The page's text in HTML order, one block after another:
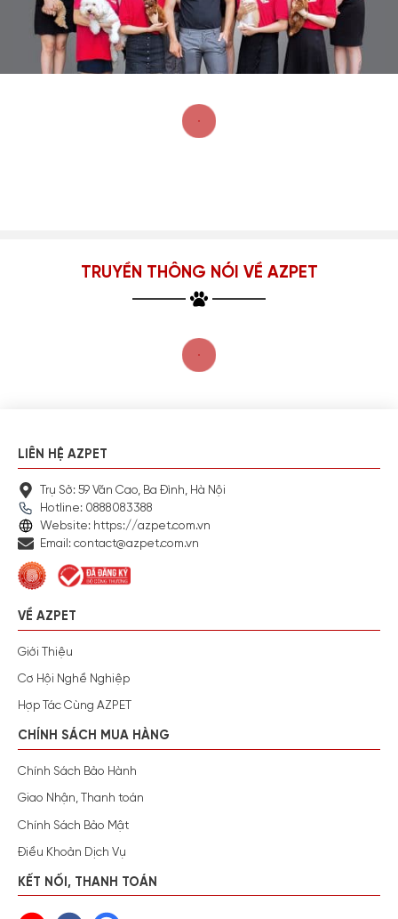
TRUYỀN THÔNG NÓI VỀ AZPET
LIÊN HỆ AZPET
Trụ Sở: 59 Văn Cao, Ba Đình, Hà Nội
Hotline: 0888083388
Website: https://azpet.com.vn
Email: contact@azpet.com.vn
VỀ AZPET
Giới Thiệu
Cơ Hội Nghề Nghiệp
Hợp Tác Cùng AZPET
CHÍNH SÁCH MUA HÀNG
Chính Sách Bảo Hành
Giao Nhận, Thanh toán
Chính Sách Bảo Mật
Điều Khoản Dịch Vụ
KẾT NỐI, THANH TOÁN